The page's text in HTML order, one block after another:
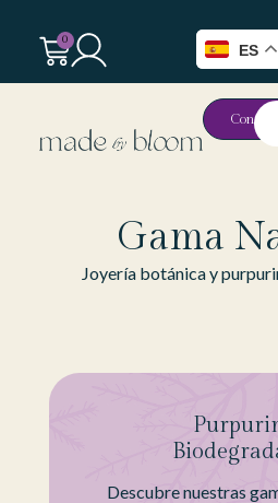
ES
0
Contacto
Gama
Joyería botánica y
Descubre nuestras